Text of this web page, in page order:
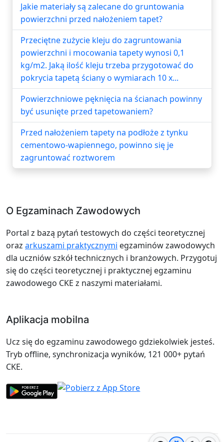
Jakie materiały są zalecane do gruntowania
powierzchni przed nałożeniem tapet?
Przeciętne zużycie kleju do zagruntowania
powierzchni i mocowania tapety wynosi 0,1
kg/m2. Jaką ilość kleju trzeba przygotować do
pokrycia tapetą ściany o wymiarach 10 x...
Powierzchniowe pęknięcia na ścianach powinny
być usunięte przed tapetowaniem?
Przed nałożeniem tapety na podłoże z tynku
cementowo-wapiennego, powinno się je
zagruntować roztworem
O Egzaminach Zawodowych
Portal z bazą pytań testowych do części teoretycznej
oraz arkuszami praktycznymi egzaminów zawodowych
dla uczniów szkół technicznych i branżowych. Przygotuj
się do części teoretycznej i praktycznej egzaminu
zawodowego CKE z naszymi materiałami.
Aplikacja mobilna
Ucz się do egzaminu zawodowego gdziekolwiek jesteś.
Tryb offline, synchronizacja wyników, 121 000+ pytań
CKE.